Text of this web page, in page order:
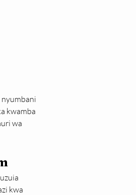
nyumbani
kwamba
wa
kwa